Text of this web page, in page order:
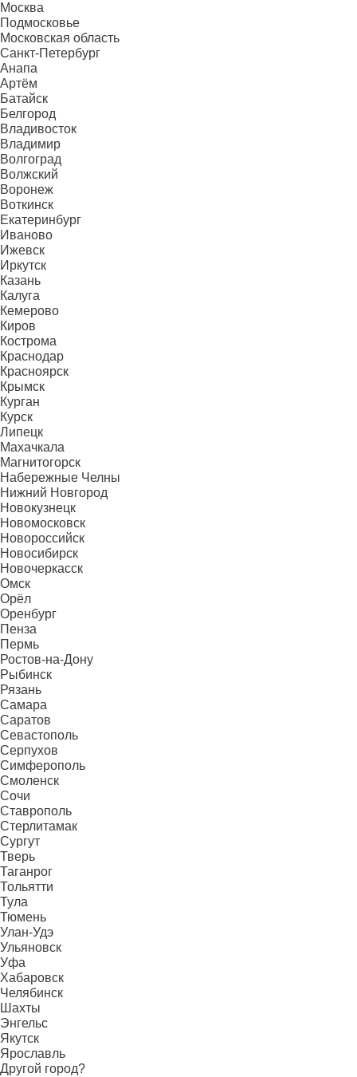
Москва
Подмосковье
Московская область
Санкт-Петербург
Анапа
Артём
Батайск
Белгород
Владивосток
Владимир
Волгоград
Волжский
Воронеж
Воткинск
Екатеринбург
Иваново
Ижевск
Иркутск
Казань
Калуга
Кемерово
Киров
Кострома
Краснодар
Красноярск
Крымск
Курган
Курск
Липецк
Махачкала
Магнитогорск
Набережные Челны
Нижний Новгород
Новокузнецк
Новомосковск
Новороссийск
Новосибирск
Новочеркасск
Омск
Орёл
Оренбург
Пенза
Пермь
Ростов-на-Дону
Рыбинск
Рязань
Самара
Саратов
Севастополь
Серпухов
Симферополь
Смоленск
Сочи
Ставрополь
Стерлитамак
Сургут
Тверь
Таганрог
Тольятти
Тула
Тюмень
Улан-Удэ
Ульяновск
Уфа
Хабаровск
Челябинск
Шахты
Энгельс
Якутск
Ярославль
Другой город?